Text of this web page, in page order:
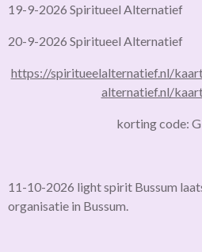
19-9-2026 Spiritueel Alternatief
20-9-2026 Spiritueel Alternatief
https://spiritueelalternatief.nl/
alternatief.nl/
korting code:
11-10-2026 light spirit Bussum
organisatie in Bussum.